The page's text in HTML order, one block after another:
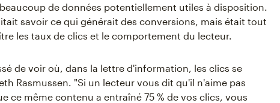
de données potentiellement utiles à disposition.
savoir ce qui générait des conversions, mais était tout
les taux de clics et le comportement du lecteur.
de voir où, dans la lettre d'information, les clics se
Rasmussen. "Si un lecteur vous dit qu'il n'aime pas
ce même contenu a entraîné 75 % de vos clics, vous